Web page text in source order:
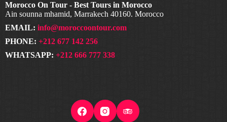
Morocco On Tour - Best Tours in Morocco
Ain sounna mhamid, Marrakech 40160. Morocco
EMAIL: info@moroccoontour.com
PHONE: +212 677 142 256
WHATSAPP: +212 666 777 338